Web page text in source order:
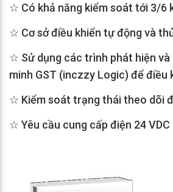
☆ Có khả năng kiểm soát tới 3/
☆ Cơ sở điều khiển tự động và
☆ Sử dụng các trình phát hiện
minh GST (inczzy Logic) để
☆ Kiểm soát trạng thái theo dõi
☆ Yêu cầu cung cấp điện 24 VDC